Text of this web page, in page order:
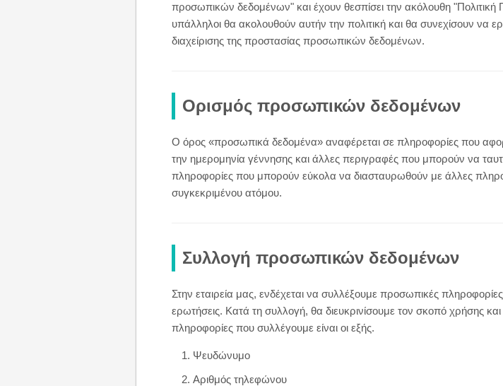
προσωπικών δεδομένων" και έχουν θεσπίσει την ακόλουθη
υπάλληλοι θα ακολουθούν αυτήν την πολιτική και θα συνεχίσουν να
διαχείρισης της προστασίας προσωπικών δεδομένων.
Ορισμός προσωπικών δεδομένων
Ο όρος «προσωπικά δεδομένα» αναφέρεται σε πληροφορίες που
την ημερομηνία γέννησης και άλλες περιγραφές που μπορούν να
πληροφορίες που μπορούν εύκολα να διασταυρωθούν με άλλες
συγκεκριμένου ατόμου.
Συλλογή προσωπικών δεδομένων
Στην εταιρεία μας, ενδέχεται να συλλέξουμε προσωπικές
ερωτήσεις. Κατά τη συλλογή, θα διευκρινίσουμε τον σκοπό χρήσης
πληροφορίες που συλλέγουμε είναι οι εξής.
Ψευδώνυμο
Αριθμός τηλεφώνου